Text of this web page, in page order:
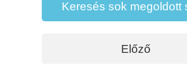
Keresés sok megoldott
Előző